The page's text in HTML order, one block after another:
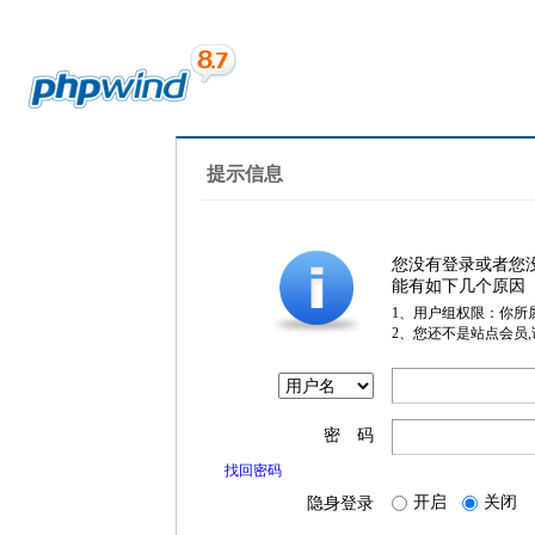
提示信息
您没有登录或者您
能有如下几个原因
1、用户组权限：你所
2、您还不是站点会员
密 码
找回密码
隐身登录 开启 关闭